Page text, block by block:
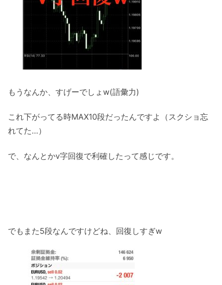
もうなんか、すげーでしょw(語彙力)
これ下がってる時MAX10段だったんですよ（スクショ忘
れてた…）
で、なんとかv字回復で利確したって感じです。
でもまた5段なんですけどね、回復しすぎw